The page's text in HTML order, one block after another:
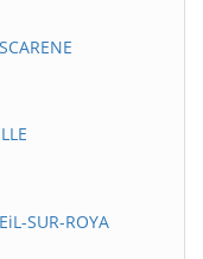
SUR-ROYA